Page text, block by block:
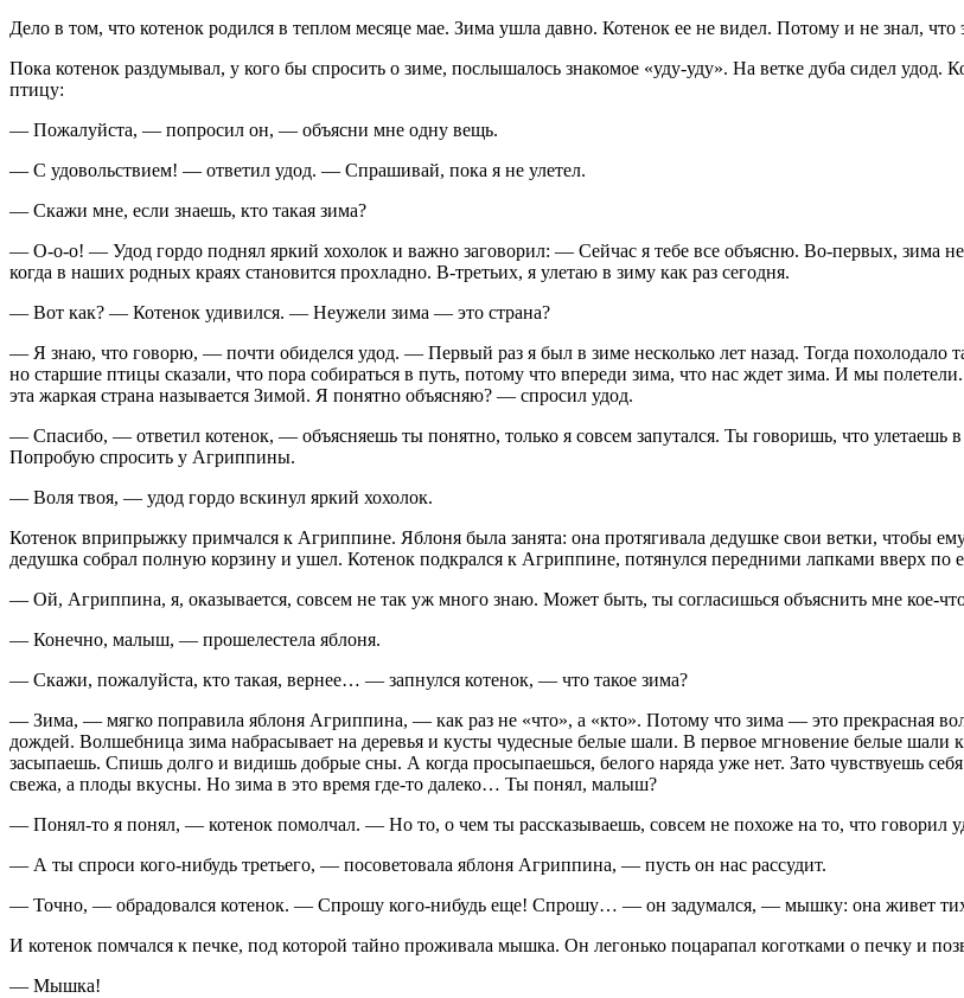
Дело в том, что котенок родился в теплом месяце мае. Зима ушла давно. Котенок ее не видел. Потому и не знал, что
Пока котенок раздумывал, у кого бы спросить о зиме, послышалось знакомое «уду-уду». На ветке дуба сидел
птицу:
— Пожалуйста, — попросил он, — объясни мне одну вещь.
— С удовольствием! — ответил удод. — Спрашивай, пока я не улетел.
— Скажи мне, если знаешь, кто такая зима?
— О-о-о! — Удод гордо поднял яркий хохолок и важно заговорил: — Сейчас я тебе все объясню. Во-первых, зима
когда в наших родных краях становится прохладно. В-третьих, я улетаю в зиму как раз сегодня.
— Вот как? — Котенок удивился. — Неужели зима — это страна?
— Я знаю, что говорю, — почти обиделся удод. — Первый раз я был в зиме несколько лет назад. Тогда похолодало
но старшие птицы сказали, что пора собираться в путь, потому что впереди зима, что нас ждет зима. И мы
эта жаркая страна называется Зимой. Я понятно объясняю? — спросил удод.
— Спасибо, — ответил котенок, — объясняешь ты понятно, только я совсем запутался. Ты говоришь, что улетаешь в
Попробую спросить у Агриппины.
— Воля твоя, — удод гордо вскинул яркий хохолок.
Котенок вприпрыжку примчался к Агриппине. Яблоня была занята: она протягивала дедушке свои ветки, чтобы
дедушка собрал полную корзину и ушел. Котенок подкрался к Агриппине, потянулся передними лапками вверх по
— Ой, Агриппина, я, оказывается, совсем не так уж много знаю. Может быть, ты согласишься объяснить мне кое-
— Конечно, малыш, — прошелестела яблоня.
— Скажи, пожалуйста, кто такая, вернее… — запнулся котенок, — что такое зима?
— Зима, — мягко поправила яблоня Агриппина, — как раз не «что», а «кто». Потому что зима — это прекрасная
дождей. Волшебница зима набрасывает на деревья и кусты чудесные белые шали. В первое мгновение белые
засыпаешь. Спишь долго и видишь добрые сны. А когда просыпаешься, белого наряда уже нет. Зато чувствуешь
свежа, а плоды вкусны. Но зима в это время где-то далеко… Ты понял, малыш?
— Понял-то я понял, — котенок помолчал. — Но то, о чем ты рассказываешь, совсем не похоже на то, что говорил
— А ты спроси кого-нибудь третьего, — посоветовала яблоня Агриппина, — пусть он нас рассудит.
— Точно, — обрадовался котенок. — Спрошу кого-нибудь еще! Спрошу… — он задумался, — мышку: она живет
И котенок помчался к печке, под которой тайно проживала мышка. Он легонько поцарапал коготками о печку и
— Мышка!